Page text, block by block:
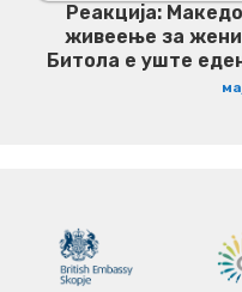
Реакција:
живеење за
Битола е уште